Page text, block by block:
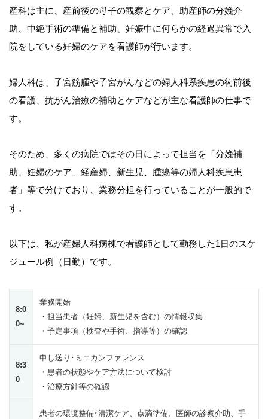
産科は主に、産前後の母子の観察とケア、助産師の分娩介
助、中絶手術の準備と補助、妊娠中に何らかの経過異常で入
院をしている妊婦のケアを看護師が行います。
婦人科は、子宮筋腫や子宮がんなどの婦人科系疾患の術前後
の看護、抗がん治療の補助とケアなどが主な看護師の仕事で
す。
そのため、多くの病院ではその日によって担当を「分娩補
助、妊婦のケア、経産婦、新生児、腫瘍等の婦人科疾患患
者」等で分けており、業務分担を行っていることが一般的で
す。
以下は、私が産婦人科病棟で看護師として勤務した1日のスケ
ジュール例（日勤）です。
8:0
0~
業務開始
・担当患者（妊婦、新生児を含む）の情報収集
・予定事項（検査や手術、指導等）の確認
8:3
0
申し送り･ミニカンファレンス
・患者の状態やケア方法について検討
・治療方針等の確認
患者の環境整備･清潔ケア、点滴準備、医師の診察介助、手